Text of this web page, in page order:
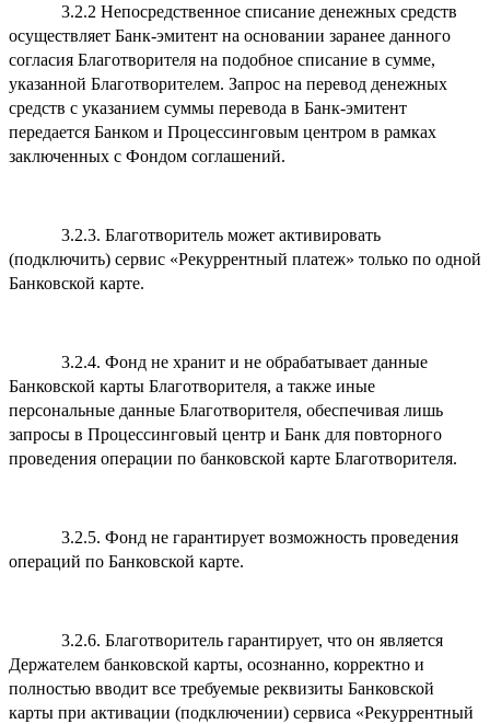
3.2.2 Непосредственное списание денежных средств
осуществляет Банк-эмитент на основании заранее данного
согласия Благотворителя на подобное списание в сумме,
указанной Благотворителем. Запрос на перевод денежных
средств с указанием суммы перевода в Банк-эмитент
передается Банком и Процессинговым центром в рамках
заключенных с Фондом соглашений.
3.2.3. Благотворитель может активировать
(подключить) сервис «Рекуррентный платеж» только по одной
Банковской карте.
3.2.4. Фонд не хранит и не обрабатывает данные
Банковской карты Благотворителя, а также иные
персональные данные Благотворителя, обеспечивая лишь
запросы в Процессинговый центр и Банк для повторного
проведения операции по банковской карте Благотворителя.
3.2.5. Фонд не гарантирует возможность проведения
операций по Банковской карте.
3.2.6. Благотворитель гарантирует, что он является
Держателем банковской карты, осознанно, корректно и
полностью вводит все требуемые реквизиты Банковской
карты при активации (подключении) сервиса «Рекуррентный